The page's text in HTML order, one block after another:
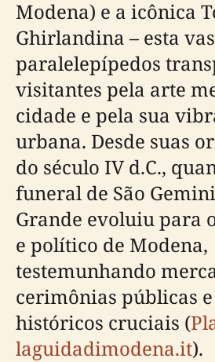
Modena) e a icônica
Ghirlandina – esta
paralelepípedos
visitantes pela arte
cidade e pela sua
urbana. Desde suas
do século IV d.C.,
funeral de São
Grande evoluiu para
e político de Modena,
testemunhando
cerimônias públicas
históricos cruciais (
laguidadimodena.it).